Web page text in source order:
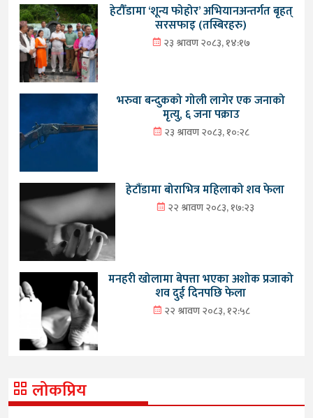
हेटौँडामा ‘शून्य फोहोर’ अभियानअन्तर्गत बृहत्
सरसफाइ (तस्बिरहरु)
२३ श्रावण २०८३, १४:१७
भरुवा बन्दुकको गोली लागेर एक जनाको
मृत्यु, ६ जना पक्राउ
२३ श्रावण २०८३, १०:२८
हेटौंडामा बोराभित्र महिलाको शव फेला
२२ श्रावण २०८३, १७:२३
मनहरी खोलामा बेपत्ता भएका अशोक प्रजाको
शव दुई दिनपछि फेला
२२ श्रावण २०८३, १२:५८
लोकप्रिय